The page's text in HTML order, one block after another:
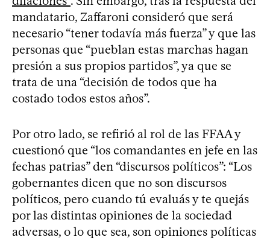
mandatario, Zaffaroni consideró que será
necesario “tener todavía más fuerza” y que las
personas que “pueblan estas marchas hagan
presión a sus propios partidos”, ya que se
trata de una “decisión de todos que ha
costado todos estos años”.
Por otro lado, se refirió al rol de las FFAA y
cuestionó que “los comandantes en jefe en las
fechas patrias” den “discursos políticos”: “Los
gobernantes dicen que no son discursos
políticos, pero cuando tú evaluás y te quejás
por las distintas opiniones de la sociedad
adversas, o lo que sea, son opiniones políticas